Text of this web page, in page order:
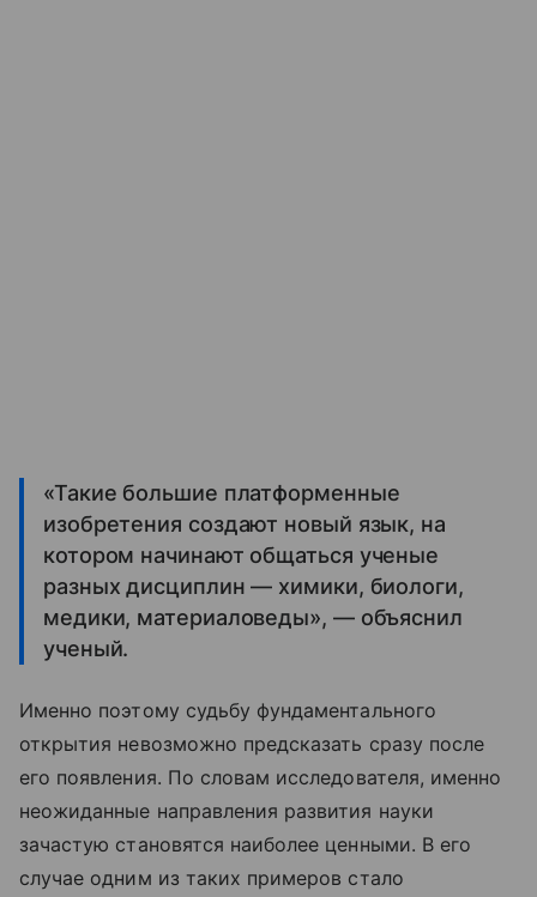
«Такие большие платформенные
изобретения создают новый язык, на
котором начинают общаться ученые
разных дисциплин — химики, биологи,
медики, материаловеды», — объяснил
ученый.
Именно поэтому судьбу фундаментального
открытия невозможно предсказать сразу после
его появления. По словам исследователя, именно
неожиданные направления развития науки
зачастую становятся наиболее ценными. В его
случае одним из таких примеров стало